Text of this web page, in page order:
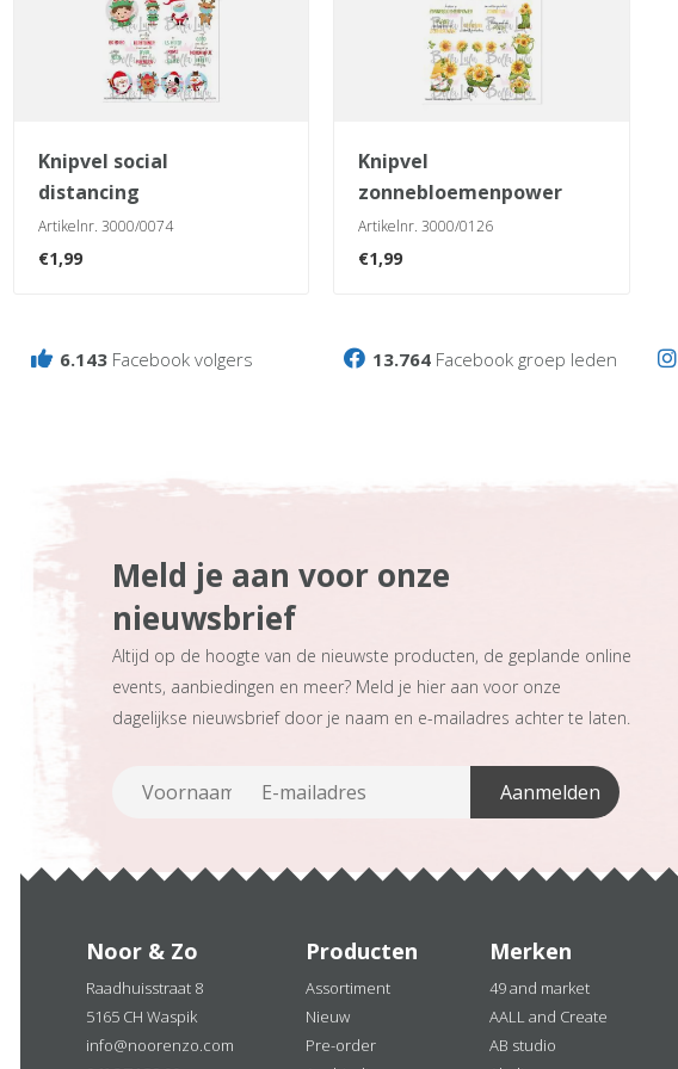
knipvel social
distancing
Artikelnr. 3000/0074
€1,99
knipvel
zonnebloemenpower
Artikelnr. 3000/0126
€1,99
6.143 Facebook volgers 13.764 Facebook groep leden
Meld je aan voor onze
nieuwsbrief
Altijd op de hoogte van de nieuwste producten, de geplande online
events, aanbiedingen en meer? Meld je hier aan voor onze
dagelijkse nieuwsbrief door je naam en e-mailadres achter te laten.
Noor & Zo
Raadhuisstraat 8
5165 CH Waspik
info@noorenzo.com
Producten
Assortiment
Nieuw
Pre-order
Merken
49 and market
AALL and Create
AB studio